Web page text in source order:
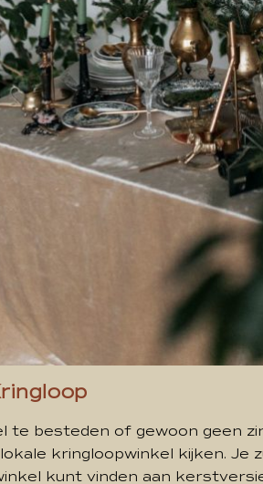
te besteden of gewoon geen
kringloopwinkel kijken. Je
kunt vinden aan